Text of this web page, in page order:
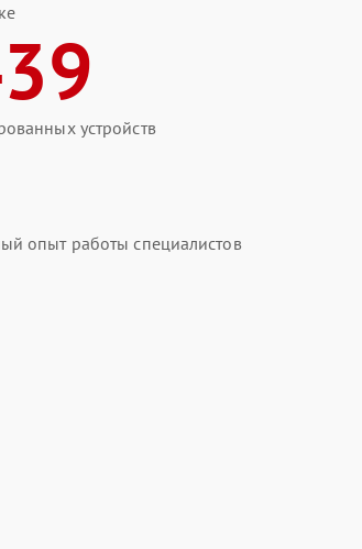
устройств
опыт работы специалистов